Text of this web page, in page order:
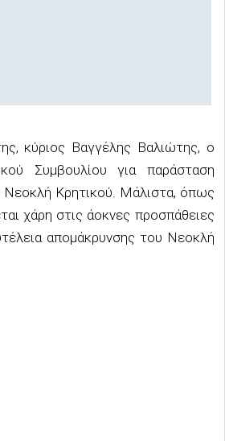
κύριος Βαγγέλης Βαλιώτης, ο
Συμβουλίου για παράσταση
Νεοκλή Κρητικού. Μάλιστα, όπως
χάρη στις άοκνες προσπάθειες
απομάκρυνσης του Νεοκλή